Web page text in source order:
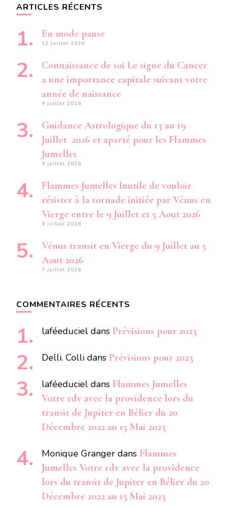
ARTICLES RÉCENTS
En mode pause
12 juillet 2026
Connaissance de soi Le signe du Cancer
a une importance capitale suivant votre
année de naissance
9 juillet 2026
Guidance Astrologique du 13 au 19
Juillet 2026 et aparté pour les Flammes
Jumelles
9 juillet 2026
Flammes Jumelles Inutile de vouloir
résister à la tornade initiée par Vénus en
Vierge entre le 9 Juillet et 5 Aout 2026
8 juillet 2026
Vénus transit en Vierge du 9 Juillet au 5
Aout 2026
7 juillet 2026
COMMENTAIRES RÉCENTS
laféeduciel dans Prévisions pour 2023
Delli. Colli dans Prévisions pour 2023
laféeduciel dans Flammes Jumelles
Votre rdv avec la providence lors du
transit de Jupiter en Bélier du 20
Décembre 2022 au 15 Mai 2023
Monique Granger dans Flammes
Jumelles Votre rdv avec la providence
lors du transit de Jupiter en Bélier du 20
Décembre 2022 au 15 Mai 2023